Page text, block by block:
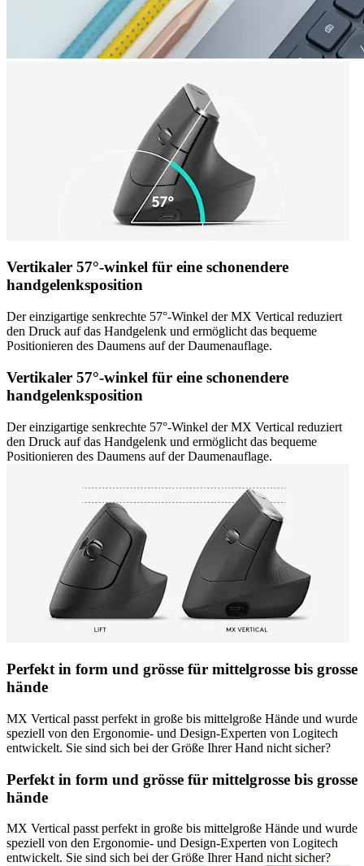
Vertikaler 57°-winkel für eine schonendere
handgelenksposition
Der einzigartige senkrechte 57°-Winkel der MX Vertical reduziert
den Druck auf das Handgelenk und ermöglicht das bequeme
Positionieren des Daumens auf der Daumenauflage.
Vertikaler 57°-winkel für eine schonendere
handgelenksposition
Der einzigartige senkrechte 57°-Winkel der MX Vertical reduziert
den Druck auf das Handgelenk und ermöglicht das bequeme
Positionieren des Daumens auf der Daumenauflage.
Perfekt in form und grösse für mittelgrosse bis grosse
hände
MX Vertical passt perfekt in große bis mittelgroße Hände und wurde
speziell von den Ergonomie- und Design-Experten von Logitech
entwickelt. Sie sind sich bei der Größe Ihrer Hand nicht sicher?
Perfekt in form und grösse für mittelgrosse bis grosse
hände
MX Vertical passt perfekt in große bis mittelgroße Hände und wurde
speziell von den Ergonomie- und Design-Experten von Logitech
entwickelt. Sie sind sich bei der Größe Ihrer Hand nicht sicher?